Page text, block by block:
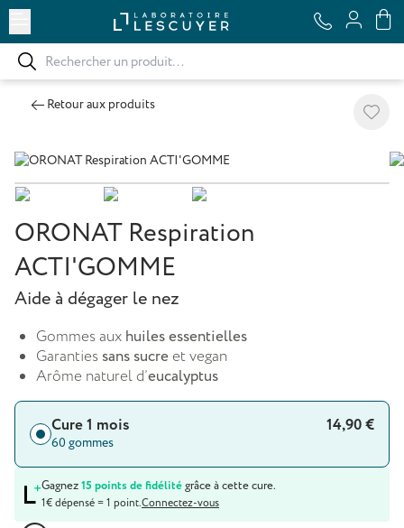
Retour aux produits
ORONAT Respiration
ACTI'GOMME
Aide à dégager le nez
Gommes aux huiles essentielles
Garanties sans sucreet vegan
Arôme naturel d’eucalyptus
Cure 1 mois
60 gommes
14,90 €
Gagnez15 points de fidélitégrâce à cette cure.
1€ dépensé = 1 point.Connectez-vous